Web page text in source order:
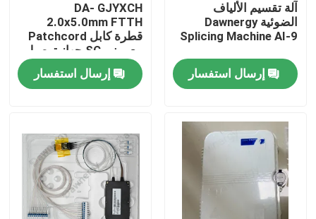
منتجات
أشرطة فيديو
آلة تقسيم الألياف
الضوئية Dawnergy
Splicing Machine AI-9
إرسال استفسار
DA- GJYXCH
2.0x5.0mm FTTH
قطرة كابل Patchcord
مع ميني SC جهاز توصيل
مضاد للماء والمتصل من
خلال الأنابيبإرسال استفسار